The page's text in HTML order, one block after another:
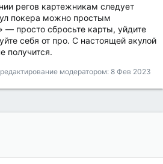
регов картежникам следует
покера можно простым
просто сбросьте карты, уйдите
себя от про. С настоящей акулой
получится.
модератором: 8 Фев 2023